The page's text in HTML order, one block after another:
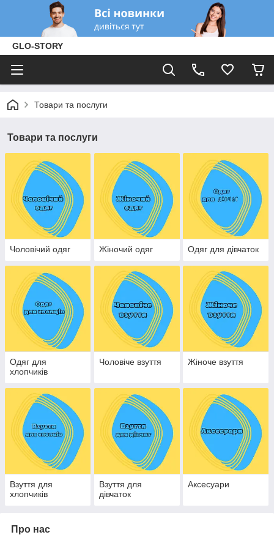
GLO-STORY
Товари та послуги
Товари та послуги
Чоловічий одяг Жіночий одяг Одяг для дівчаток
Одяг для
хлопчиків
Чоловіче взуття Жіноче взуття
Взуття для
хлопчиків
Взуття для
дівчаток
Аксесуари
Про нас